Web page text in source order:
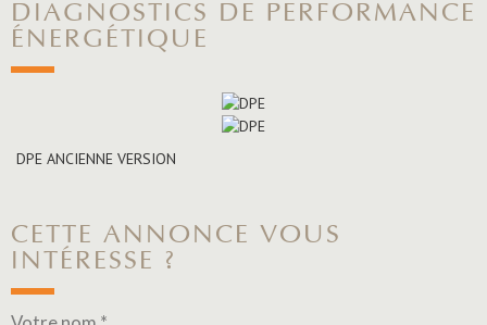
DIAGNOSTICS DE PERFORMANCE
ÉNERGÉTIQUE
DPE ANCIENNE VERSION
CETTE ANNONCE VOUS
INTÉRESSE ?